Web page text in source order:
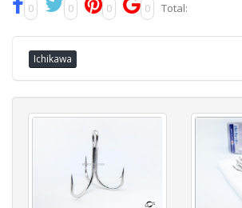
0 0 0 0 Total:
Ichikawa